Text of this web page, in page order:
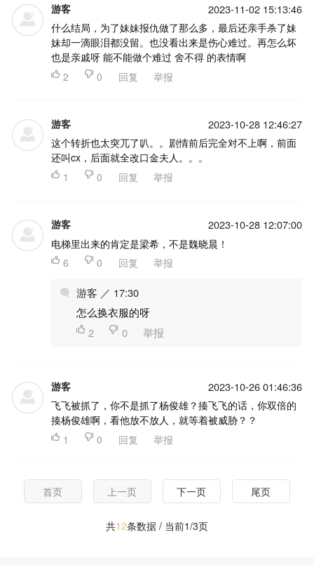
游客 2023-11-02 15:13:46
什么结局，为了妹妹报仇做了那么多，最后还亲手杀了妹
妹却一滴眼泪都没留。也没看出来是伤心难过。再怎么坏
也是亲戚呀 能不能做个难过 舍不得 的表情啊
 2  0 回复 举报
游客 2023-10-28 12:46:27
这个转折也太突兀了叭。。剧情前后完全对不上啊，前面
还叫cx，后面就全改口金夫人。。。
 1  0 回复 举报
游客 2023-10-28 12:07:00
电梯里出来的肯定是梁希，不是魏晓晨！
 6  0 回复 举报
游客 ／ 17:30
怎么换衣服的呀
 2  0 举报
游客 2023-10-26 01:46:36
飞飞被抓了，你不是抓了杨俊雄？揍飞飞的话，你双倍的
揍杨俊雄啊，看他放不放人，就等着被威胁？？
 1  0 回复 举报
首页 上一页 下一页 尾页
共12条数据 / 当前1/3页